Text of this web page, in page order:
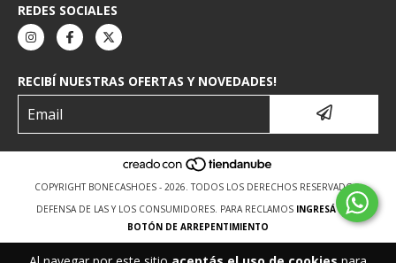
REDES SOCIALES
RECIBÍ NUESTRAS OFERTAS Y NOVEDADES!
COPYRIGHT BONECASHOES - 2026. TODOS LOS DERECHOS RESERVADOS.
DEFENSA DE LAS Y LOS CONSUMIDORES. PARA RECLAMOS INGRESÁ ACÁ.
BOTÓN DE ARREPENTIMIENTO